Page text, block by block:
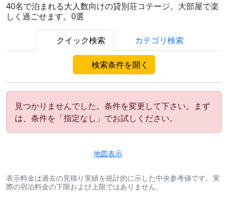
40名で泊まれる大人数向けの貸別荘コテージ。大部屋で楽
しく過ごせます。0選
クイック検索 カテゴリ検索
検索条件を開く
見つかりませんでした。条件を変更して下さい。まず
は、条件を「指定なし」でお試しください。
地図表示
表示料金は過去の見積り実績を統計的に示した中央参考値です。実
際の宿泊料金の下限および上限ではありません。